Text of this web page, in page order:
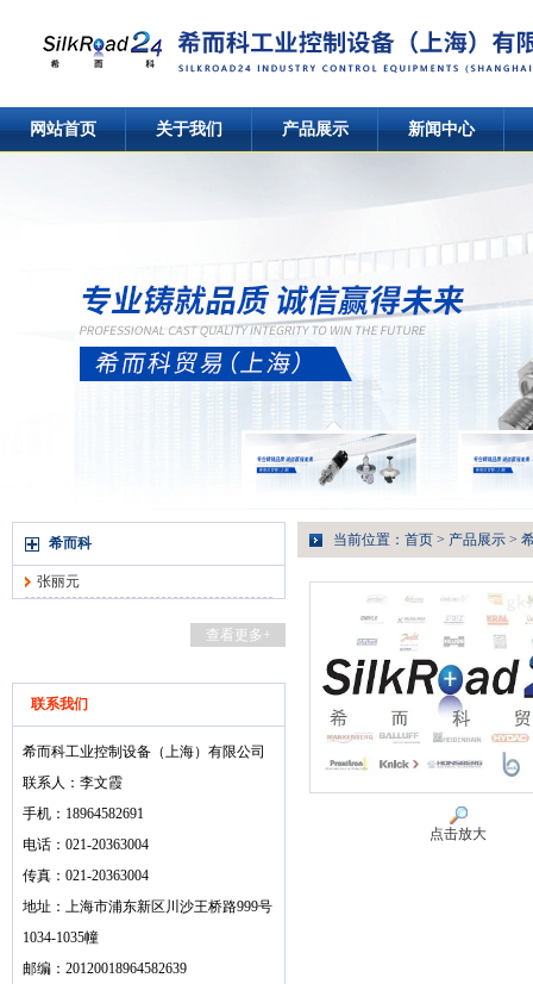
网站首页 关于我们 产品展示 新闻中心
希而科
张丽元
查看更多+
联系我们
希而科工业控制设备（上海）有限公司
联系人：李文霞
手机：18964582691
电话：021-20363004
传真：021-20363004
地址：上海市浦东新区川沙王桥路999号
1034-1035幢
邮编：20120018964582639
当前位置： 首页 > 产品展示 >
点击放大